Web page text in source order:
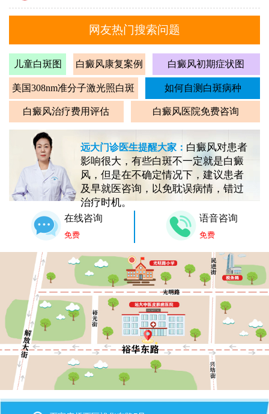
网友热门搜索问题
儿童白斑图 白癜风康复案例 白癜风初期症状图
美国308nm准分子激光照白斑 如何自测白斑病种
白癜风治疗费用评估 白癜风医院免费咨询
远大门诊医生提醒大家： 白癜风对患者
影响很大，有些白斑不一定就是白癜
风，但是在不确定情况下，建议患者
及早就医咨询，以免耽误病情，错过
治疗时机。
在线咨询
免费
语音咨询
免费